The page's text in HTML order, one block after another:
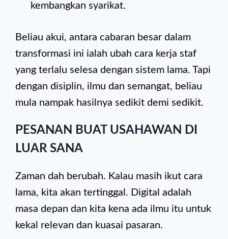
kembangkan syarikat.
Beliau akui, antara cabaran besar dalam
transformasi ini ialah ubah cara kerja staf
yang terlalu selesa dengan sistem lama. Tapi
dengan disiplin, ilmu dan semangat, beliau
mula nampak hasilnya sedikit demi sedikit.
PESANAN BUAT USAHAWAN DI
LUAR SANA
Zaman dah berubah. Kalau masih ikut cara
lama, kita akan tertinggal. Digital adalah
masa depan dan kita kena ada ilmu itu untuk
kekal relevan dan kuasai pasaran.